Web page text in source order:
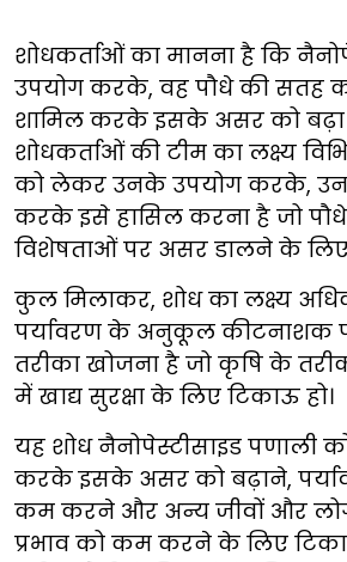
शोधकर्ताओं का मानना है कि
उपयोग करके, वह पौधे की सतह
शामिल करके इसके असर को
शोधकर्ताओं की टीम का लक्ष्य
को लेकर उनके उपयोग करके,
करके इसे हासिल करना है जो
विशेषताओं पर असर डालने के
कुल मिलाकर, शोध का लक्ष्य
पर्यावरण के अनुकूल कीटनाशक
तरीका खोजना है जो कृषि के
में खाद्य सुरक्षा के लिए टिकाऊ हो।
यह शोध नैनोपेस्टीसाइड पणाली
करके इसके असर को बढ़ाने,
कम करने और अन्य जीवों और
प्रभाव को कम करने के लिए